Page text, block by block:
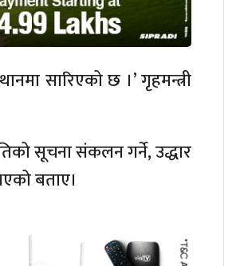
सारिएको छ ।’ गृहमन्त्री
सूचनासंकलनगर्ने,उद्धार
बताए।